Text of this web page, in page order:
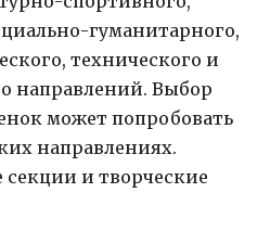
гуманитарного,
технического и
направлений. Выбор
может попробовать
направлениях.
и творческие